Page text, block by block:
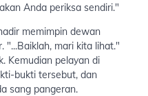
Anda periksa sendiri."
memimpin dewan
"...Baiklah, mari kita lihat."
Kemudian pelayan di
bukti tersebut, dan
sang pangeran.